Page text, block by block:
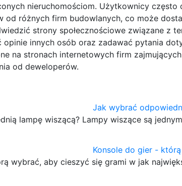
nieruchomościom. Użytkownicy
od różnych firm budowlanych, co może
strony społecznościowe związane z
opinie innych osób oraz zadawać pytania
na stronach internetowych firm
od deweloperów.
Jak wybrać
lampę wiszącą? Lampy wiszące są
Konsole do gier -
wybrać, aby cieszyć się grami w jak